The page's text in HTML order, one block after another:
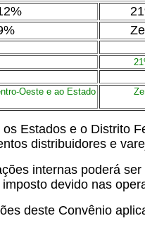
Oeste e ao Estado
os Estados e o Distrito
distribuidores e
internas poderá
devido nas
deste Convênio